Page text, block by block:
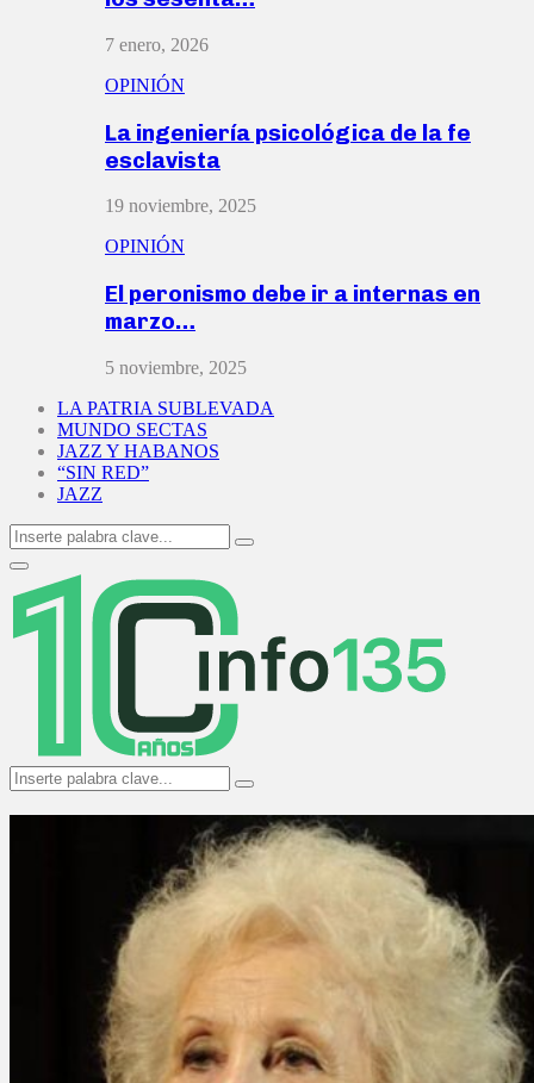
7 enero, 2026
OPINIÓN
La ingeniería psicológica de la fe
esclavista
19 noviembre, 2025
OPINIÓN
El peronismo debe ir a internas en
marzo…
5 noviembre, 2025
LA PATRIA SUBLEVADA
MUNDO SECTAS
JAZZ Y HABANOS
“SIN RED”
JAZZ
Search
for:
Search
Primary
Menu
Search
for:
Search